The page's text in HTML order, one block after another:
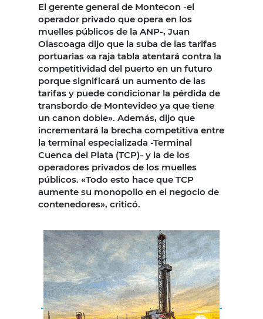
El gerente general de Montecon -el
operador privado que opera en los
muelles públicos de la ANP-, Juan
Olascoaga dijo que la suba de las tarifas
portuarias «a raja tabla atentará contra la
competitividad del puerto en un futuro
porque significará un aumento de las
tarifas y puede condicionar la pérdida de
transbordo de Montevideo ya que tiene
un canon doble». Además, dijo que
incrementará la brecha competitiva entre
la terminal especializada -Terminal
Cuenca del Plata (TCP)- y la de los
operadores privados de los muelles
públicos. «Todo esto hace que TCP
aumente su monopolio en el negocio de
contenedores», criticó.